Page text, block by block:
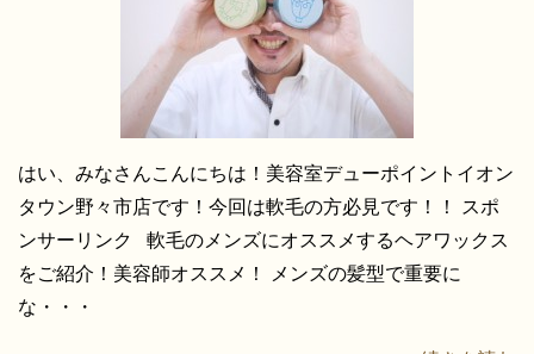
はい、みなさんこんにちは！美容室デューポイントイオン
タウン野々市店です！今回は軟毛の方必見です！！ スポ
ンサーリンク 軟毛のメンズにオススメするヘアワックス
をご紹介！美容師オススメ！ メンズの髪型で重要に
な・・・